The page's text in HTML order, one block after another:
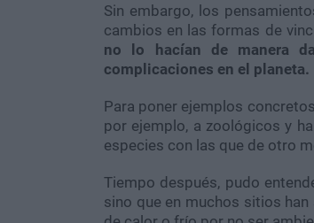
Sin embargo, los
cambios en las formas de
no lo hacían de manera
complicaciones en el planeta.
Para poner ejemplos
por ejemplo, a zoológicos y
especies con las que de otro
Tiempo después, pudo
sino que en muchos sitios